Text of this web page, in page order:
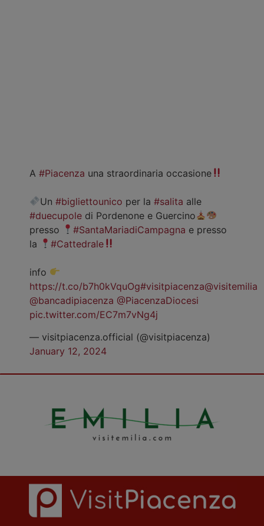
A #Piacenza una straordinaria occasione
Un#bigliettounico per la#salita alle
#duecupole di Pordenone e Guercino
presso
#SantaMariadiCampagna e presso
la
#Cattedrale
info
https://t.co/b7h0kVquOg#visitpiacenza@visitemilia
@bancadipiacenza @PiacenzaDiocesi
pic.twitter.com/EC7m7vNg4j
— visitpiacenza.official (@visitpiacenza)
January 12, 2024